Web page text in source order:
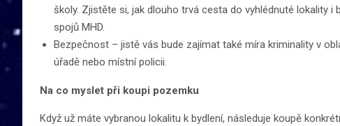
školy. Zjistěte si, jak dlouho trvá cesta do vyhlédnuté lokality i
spojů MHD.
Bezpečnost – jistě vás bude zajímat také míra kriminality v
úřadě nebo místní policii.
Na co myslet při koupi pozemku
Když už máte vybranou lokalitu k bydlení, následuje koupě